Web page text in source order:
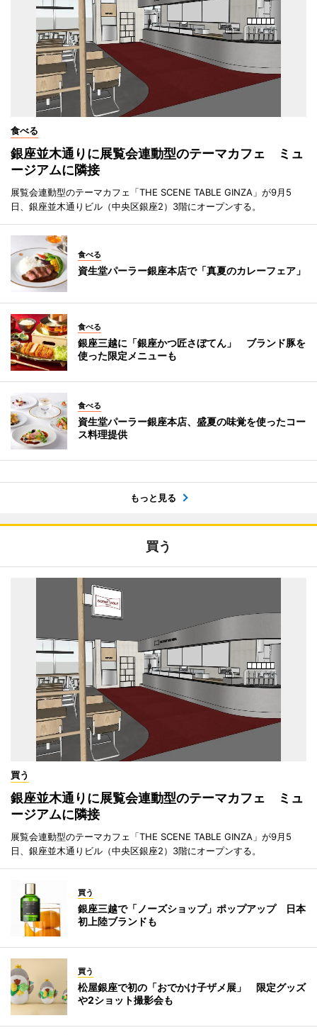
食べる
銀座並木通りに展覧会連動型のテーマカフェ ミュ
ージアムに隣接
展覧会連動型のテーマカフェ「THE SCENE TABLE GINZA」が9月5
日、銀座並木通りビル（中央区銀座2）3階にオープンする。
食べる
資生堂パーラー銀座本店で「真夏のカレーフェア」
食べる
銀座三越に「銀座かつ匠さぼてん」 ブランド豚を
使った限定メニューも
食べる
資生堂パーラー銀座本店、盛夏の味覚を使ったコー
ス料理提供
もっと見る
買う
買う
銀座並木通りに展覧会連動型のテーマカフェ ミュ
ージアムに隣接
展覧会連動型のテーマカフェ「THE SCENE TABLE GINZA」が9月5
日、銀座並木通りビル（中央区銀座2）3階にオープンする。
買う
銀座三越で「ノーズショップ」ポップアップ 日本
初上陸ブランドも
買う
松屋銀座で初の「おでかけ子ザメ展」 限定グッズ
や2ショット撮影会も